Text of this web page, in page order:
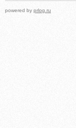
powered by prlog.ru